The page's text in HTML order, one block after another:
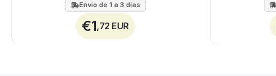
Envio de 1 a 3 dias
€1 ,72 EUR